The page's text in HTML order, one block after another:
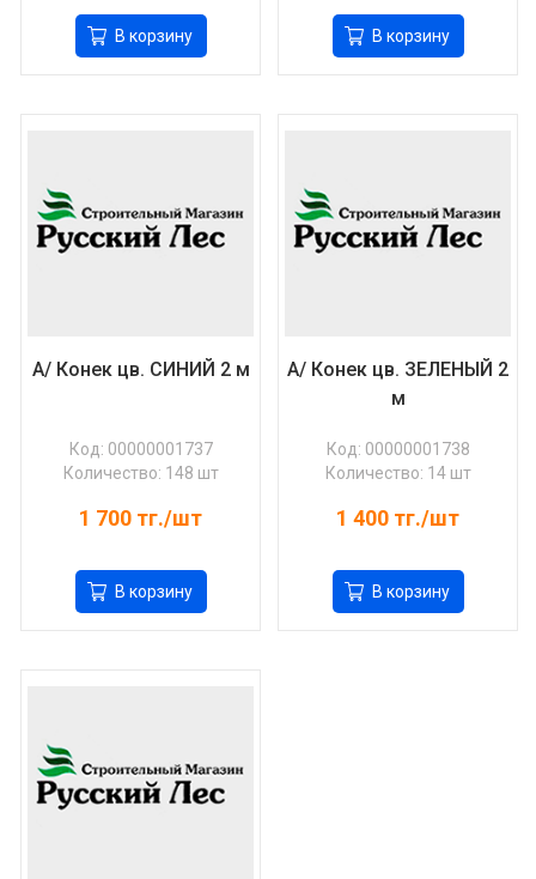
В корзину В корзину
А/ Конек цв. СИНИЙ 2 м
Код: 00000001737
Количество: 148 шт
1 700 тг./шт
В корзину
А/ Конек цв. ЗЕЛЕНЫЙ 2
м
Код: 00000001738
Количество: 14 шт
1 400 тг./шт
В корзину